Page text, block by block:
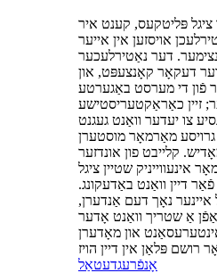
פּליטקעס, קענט איר
אויסזען אין אייער
דער נאַטירלעכער
דעקאָר קאָנצעפּט, און
פֿון די מערסט באַגערטע
זיין כאַראַקטעריסטישע
מאַרמאָר מוסטערן
קלייבט פון אונדזער
אינעווייניק שטיין ציגל
דיין וואַנט באַדעקונג.
נאָך דעם אַנדערן,
אַ שטריך וואַנט אָדער
און מאָדערן
אָנפֿרעגדעטאַל